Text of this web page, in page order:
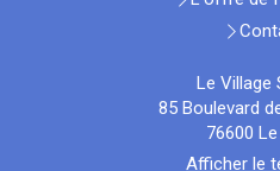
Le Village
85 Boulevard
76600
Afficher le